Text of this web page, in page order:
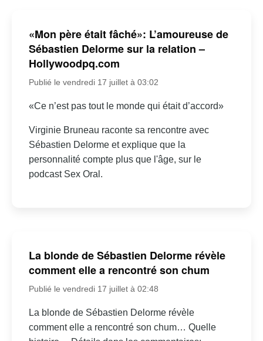
«Mon père était fâché»: L’amoureuse de
Sébastien Delorme sur la relation –
Hollywoodpq.com
Publié le vendredi 17 juillet à 03:02
«Ce n’est pas tout le monde qui était d’accord»
Virginie Bruneau raconte sa rencontre avec
Sébastien Delorme et explique que la
personnalité compte plus que l'âge, sur le
podcast Sex Oral.
La blonde de Sébastien Delorme révèle
comment elle a rencontré son chum
Publié le vendredi 17 juillet à 02:48
La blonde de Sébastien Delorme révèle
comment elle a rencontré son chum… Quelle